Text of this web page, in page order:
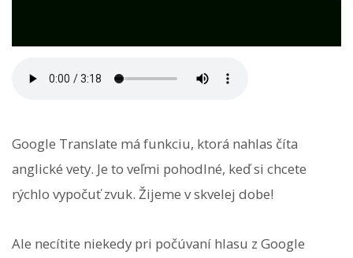
Google Translate má funkciu, ktorá nahlas číta
anglické vety. Je to veľmi pohodlné, keď si chcete
rýchlo vypočuť zvuk. Žijeme v skvelej dobe!
Ale necítite niekedy pri počúvaní hlasu z Google